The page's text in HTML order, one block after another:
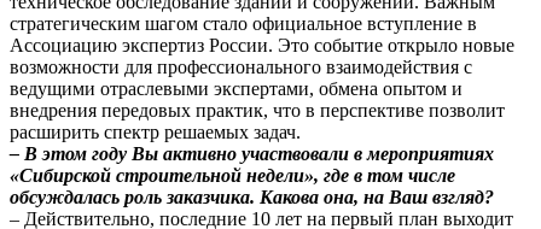
стратегическим шагом стало официальное вступление в
Ассоциацию экспертиз России. Это событие открыло новые
возможности для профессионального взаимодействия с
ведущими отраслевыми экспертами, обмена опытом и
внедрения передовых практик, что в перспективе позволит
расширить спектр решаемых задач.
– В этом году Вы активно участвовали в мероприятиях
«Сибирской строительной недели», где в том числе
обсуждалась роль заказчика. Какова она, на Ваш взгляд?
– Действительно, последние 10 лет на первый план выходит